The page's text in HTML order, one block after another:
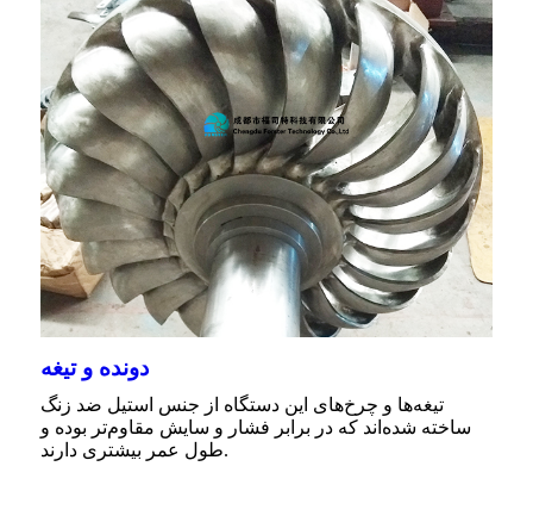
دونده و تیغه
تیغه‌ها و چرخ‌های این دستگاه از جنس استیل ضد زنگ
ساخته شده‌اند که در برابر فشار و سایش مقاوم‌تر بوده و
طول عمر بیشتری دارند.